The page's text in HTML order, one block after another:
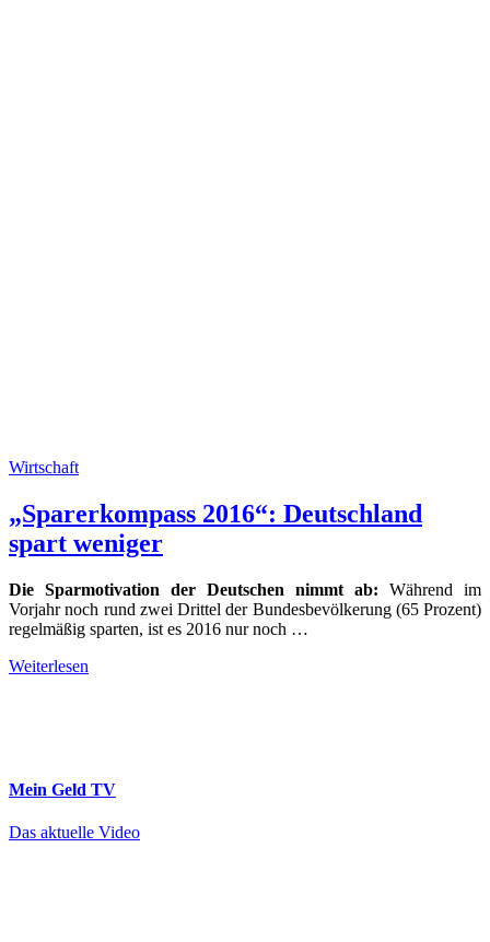
Wirtschaft
„Sparerkompass 2016“: Deutschland
spart weniger
Die Sparmotivation der Deutschen nimmt ab: Während im
Vorjahr noch rund zwei Drittel der Bundesbevölkerung (65 Prozent)
regelmäßig sparten, ist es 2016 nur noch …
Weiterlesen
Mein Geld TV
Das aktuelle Video